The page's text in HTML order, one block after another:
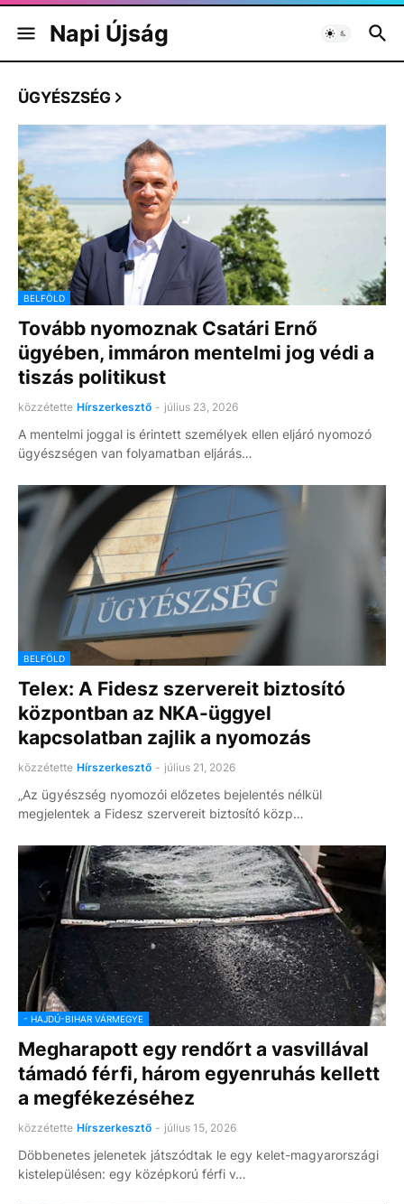
Napi Újság
ÜGYÉSZSÉG
BELFÖLD
Tovább nyomoznak Csatári Ernő
ügyében, immáron mentelmi jog védi a
tiszás politikust
közzétette Hírszerkesztő - július 23, 2026
A mentelmi joggal is érintett személyek ellen eljáró nyomozó
ügyészségen van folyamatban eljárás…
BELFÖLD
Telex: A Fidesz szervereit biztosító
központban az NKA-üggyel
kapcsolatban zajlik a nyomozás
közzétette Hírszerkesztő - július 21, 2026
„Az ügyészség nyomozói előzetes bejelentés nélkül
megjelentek a Fidesz szervereit biztosító közp…
- HAJDÚ-BIHAR VÁRMEGYE
Megharapott egy rendőrt a vasvillával
támadó férfi, három egyenruhás kellett
a megfékezéséhez
közzétette Hírszerkesztő - július 15, 2026
Döbbenetes jelenetek játszódtak le egy kelet-magyarországi
kistelepülésen: egy középkorú férfi v…